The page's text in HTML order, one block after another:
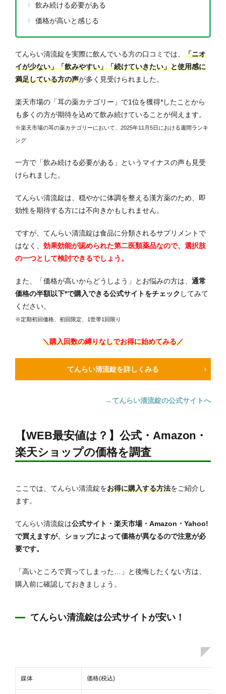
飲み続ける必要がある
価格が高いと感じる
てんらい清流錠を実際に飲んでいる方の口コミでは、 「ニオ
イが少ない」「飲みやすい」「続けていきたい」と使用感に
満足している方の声が多く見受けられました。
楽天市場の「耳の薬カテゴリー」で1位を獲得*したことから
も多くの方が期待を込めて飲み続けていることが伺えます。
※楽天市場の耳の薬カテゴリーにおいて、2025年11月5日における週間ランキ
ング
一方で「飲み続ける必要がある」というマイナスの声も見受
けられました。
てんらい清流錠は、穏やかに体調を整える漢方薬のため、即
効性を期待する方には不向きかもしれません。
ですが、てんらい清流錠は食品に分類されるサプリメントで
はなく、 効果効能が認められた第二医類薬品なので、選択肢
の一つとして検討できるでしょう。
また、「価格が高いからどうしよう」とお悩みの方は、 通常
価格の半額以下*で購入できる公式サイトをチェック してみて
ください。
※定期初回価格、初回限定、1世帯1回限り
＼購入回数の縛りなしでお得に始めてみる／
てんらい清流錠を詳しくみる
→てんらい清流錠の公式サイトへ
【WEB最安値は？】公式・Amazon・
楽天ショップの価格を調査
ここでは、てんらい清流錠をお得に購入する方法をご紹介し
ます。
てんらい清流錠は公式サイト・楽天市場・Amazon・Yahoo!
で買えますが、ショップによって価格が異なるので注意が必
要です。
「高いところで買ってしまった…」と後悔したくない方は、
購入前に確認しておきましょう。
てんらい清流錠は公式サイトが安い！
媒体 価格(税込)